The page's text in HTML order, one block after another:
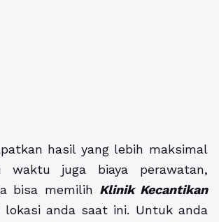
hasil yang lebih maksimal
waktu juga biaya perawatan,
bisa memilih Klinik Kecantikan
anda saat ini. Untuk anda